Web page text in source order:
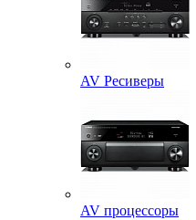
AV Ресиверы
AV процессоры